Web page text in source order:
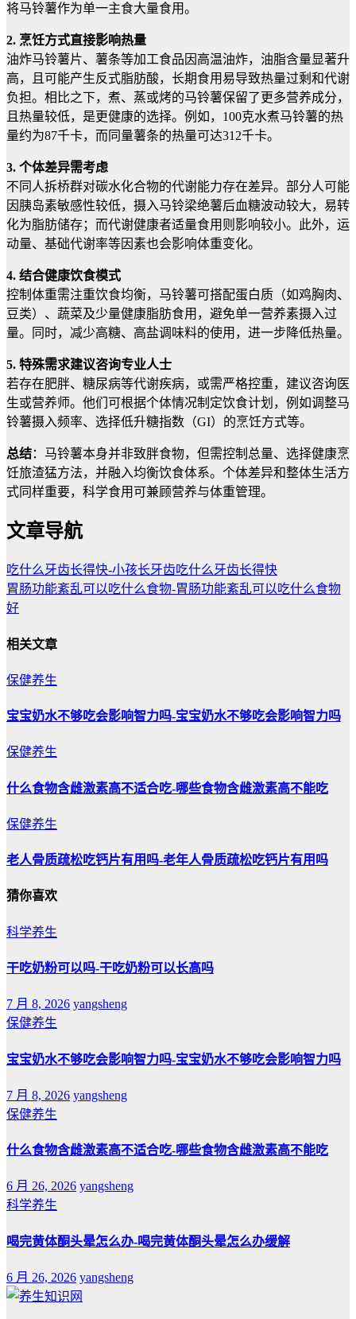
将马铃薯作为单一主食大量食用。
2. 烹饪方式直接影响热量
油炸马铃薯片、薯条等加工食品因高温油炸，油脂含量显著升
高，且可能产生反式脂肪酸，长期食用易导致热量过剩和代谢
负担。相比之下，煮、蒸或烤的马铃薯保留了更多营养成分，
且热量较低，是更健康的选择。例如，100克水煮马铃薯的热
量约为87千卡，而同量薯条的热量可达312千卡。
3. 个体差异需考虑
不同人拆桥群对碳水化合物的代谢能力存在差异。部分人可能
因胰岛素敏感性较低，摄入马铃梁绝薯后血糖波动较大，易转
化为脂肪储存；而代谢健康者适量食用则影响较小。此外，运
动量、基础代谢率等因素也会影响体重变化。
4. 结合健康饮食模式
控制体重需注重饮食均衡，马铃薯可搭配蛋白质（如鸡胸肉、
豆类）、蔬菜及少量健康脂肪食用，避免单一营养素摄入过
量。同时，减少高糖、高盐调味料的使用，进一步降低热量。
5. 特殊需求建议咨询专业人士
若存在肥胖、糖尿病等代谢疾病，或需严格控重，建议咨询医
生或营养师。他们可根据个体情况制定饮食计划，例如调整马
铃薯摄入频率、选择低升糖指数（GI）的烹饪方式等。
总结：马铃薯本身并非致胖食物，但需控制总量、选择健康烹
饪旅渣猛方法，并融入均衡饮食体系。个体差异和整体生活方
式同样重要，科学食用可兼顾营养与体重管理。
文章导航
吃什么牙齿长得快-小孩长牙齿吃什么牙齿长得快
胃肠功能紊乱可以吃什么食物-胃肠功能紊乱可以吃什么食物
好
相关文章
保健养生
宝宝奶水不够吃会影响智力吗-宝宝奶水不够吃会影响智力吗
保健养生
什么食物含雌激素高不适合吃-哪些食物含雌激素高不能吃
保健养生
老人骨质疏松吃钙片有用吗-老年人骨质疏松吃钙片有用吗
猜你喜欢
科学养生
干吃奶粉可以吗-干吃奶粉可以长高吗
7 月 8, 2026 yangsheng
保健养生
宝宝奶水不够吃会影响智力吗-宝宝奶水不够吃会影响智力吗
7 月 8, 2026 yangsheng
保健养生
什么食物含雌激素高不适合吃-哪些食物含雌激素高不能吃
6 月 26, 2026 yangsheng
科学养生
喝完黄体酮头晕怎么办-喝完黄体酮头晕怎么办缓解
6 月 26, 2026 yangsheng